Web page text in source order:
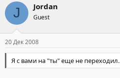
J Jordan
Guest
20 Дек 2008
Я с вами на "ты" еще не переходил.